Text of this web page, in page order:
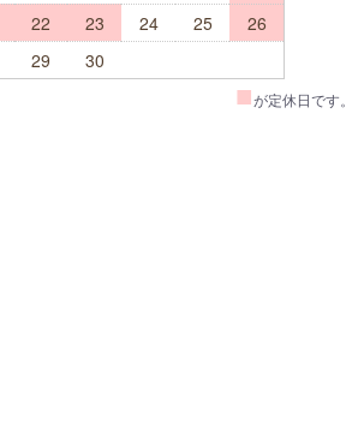
22 23 24 25
26
29 30
■が定休日です。